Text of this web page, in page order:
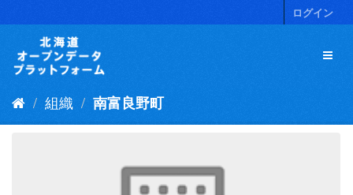
キ
ログイン
組織 南富良野町